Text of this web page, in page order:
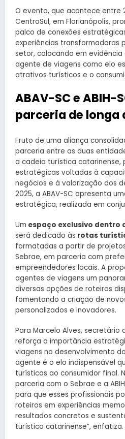
O evento, que acontece entre
CentroSul, em Florianópolis,
palco de conexões
experiências transformadoras
setor, colocando em
agente de viagens como elo
atrativos turísticos e o
ABAV-SC e ABIH-
parceria de longa
Fruto de uma aliança
parceria entre as duas
a cadeia turística catarinense,
estratégicas voltadas à
negócios e à valorização dos
2025, a ABAV-SC apresenta
estratégica, realizada em
Um espaço exclusivo dentro
será dedicado às rotas
formatadas a partir de
Sebrae, em parceria com
empreendedores locais. A
agentes de viagens um
diversas opções de roteiros
fomentando a criação de
personalizados e inovadores.
Para Marcelo Alves, secretário
reforça a importância
viagens no desenvolvimento
agente é o elo indispensável
turísticos ao consumidor final.
parceria com o Sebrae e a
para que esses profissionais
roteiros em experiências
resultados concretos e
turístico catarinense”, enfatiza.